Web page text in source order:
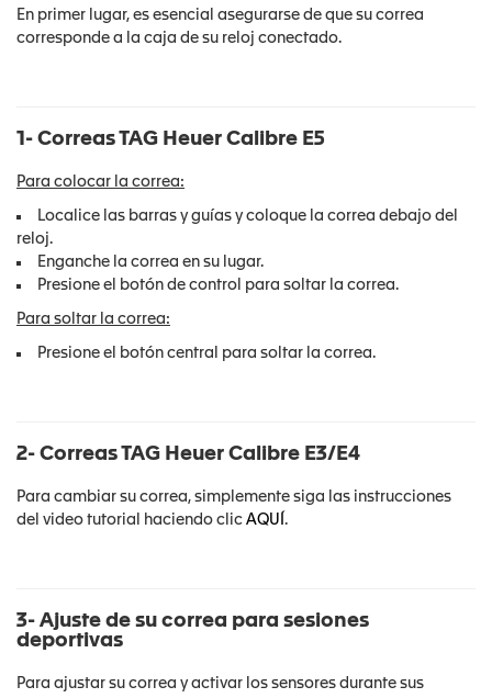
En primer lugar, es esencial asegurarse de que su correa
corresponde a la caja de su reloj conectado.
1- Correas TAG Heuer Calibre E5
Para colocar la correa:
Localice las barras y guías y coloque la correa debajo del
reloj.
Enganche la correa en su lugar.
Presione el botón de control para soltar la correa.
Para soltar la correa:
Presione el botón central para soltar la correa.
2- Correas TAG Heuer Calibre E3/E4
Para cambiar su correa, simplemente siga las instrucciones
del video tutorial haciendo clic AQUÍ .
3- Ajuste de su correa para sesiones
deportivas
Para ajustar su correa y activar los sensores durante sus